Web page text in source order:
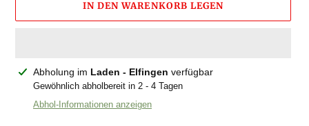
IN DEN WARENKORB LEGEN
ProduktAbholung im Laden - Elfingen verfügbar
Gewöhnlich abholbereit in 2 - 4 Tagen
Abhol-Informationen anzeigen